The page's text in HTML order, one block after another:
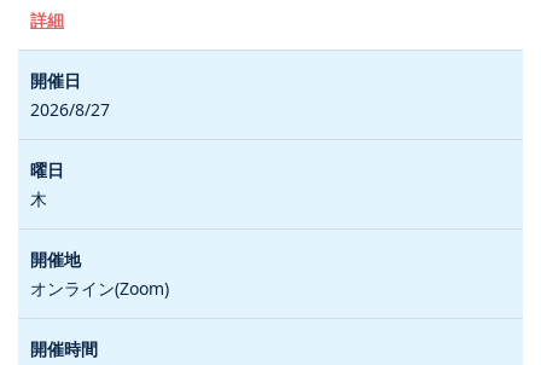
詳細
2026/8/27
木
オンライン(Zoom)